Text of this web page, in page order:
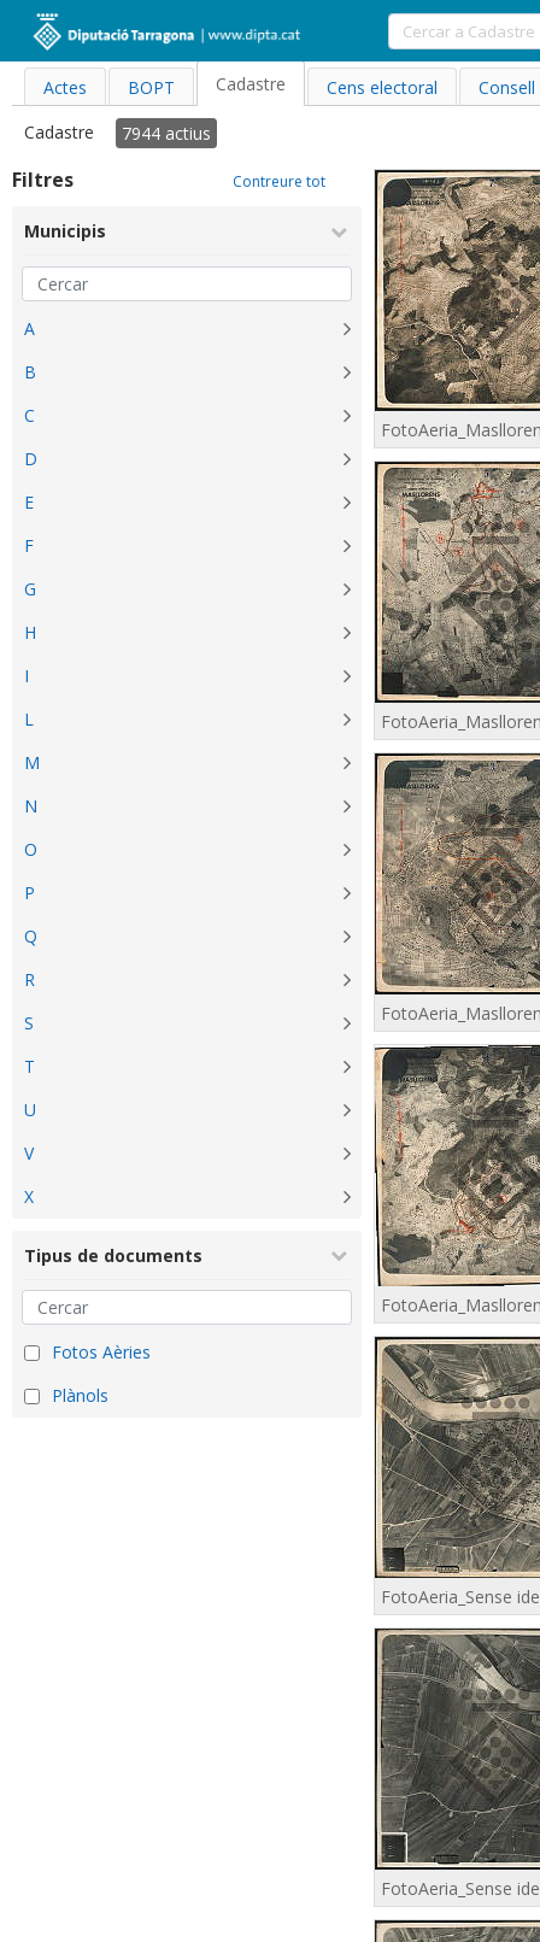
Actes BOPT Cadastre Cens electoral
Cadastre
7944 actius
Filtres Contreure tot
Municipis
A
B
C
D
E
F
G
H
I
L
M
N
O
P
Q
R
S
T
U
V
X
Tipus de documents
Fotos Aèries
Plànols